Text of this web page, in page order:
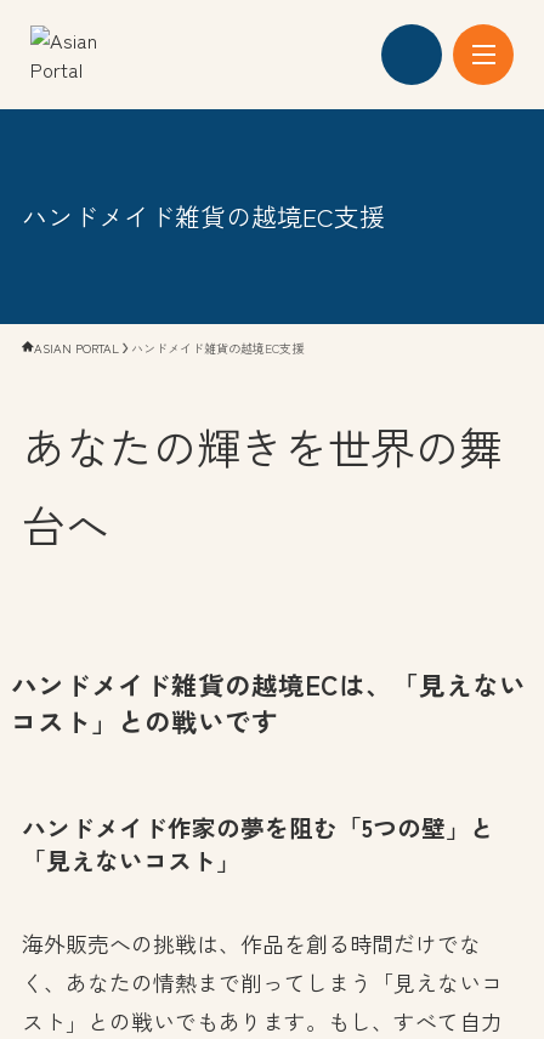
越境ECプラン
ハンドメイド雑貨の越境EC支援
ASIAN PORTAL ハンドメイド雑貨の越境EC支援
あなたの輝きを世界の舞
台へ
ハンドメイド雑貨の越境ECは、「見えない
コスト」との戦いです
ハンドメイド作家の夢を阻む「5つの壁」と
「見えないコスト」
海外販売への挑戦は、作品を創る時間だけでな
く、あなたの情熱まで削ってしまう「見えないコ
スト」との戦いでもあります。もし、すべて自力